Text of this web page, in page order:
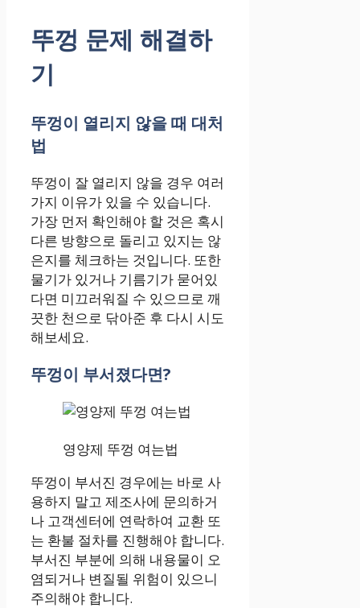
뚜껑 문제 해결하
기
뚜껑이 열리지 않을 때 대처
법
뚜껑이 잘 열리지 않을 경우 여러
가지 이유가 있을 수 있습니다.
가장 먼저 확인해야 할 것은 혹시
다른 방향으로 돌리고 있지는 않
은지를 체크하는 것입니다. 또한
물기가 있거나 기름기가 묻어있
다면 미끄러워질 수 있으므로 깨
끗한 천으로 닦아준 후 다시 시도
해보세요.
뚜껑이 부서졌다면?
영양제 뚜껑 여는법
뚜껑이 부서진 경우에는 바로 사
용하지 말고 제조사에 문의하거
나 고객센터에 연락하여 교환 또
는 환불 절차를 진행해야 합니다.
부서진 부분에 의해 내용물이 오
염되거나 변질될 위험이 있으니
주의해야 합니다.